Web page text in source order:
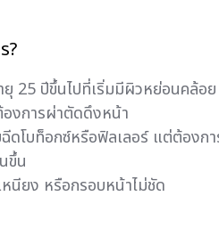
?
25 ปีขึ้นไปที่เริ่มมีผิวหย่อนคล้อย
งการผ่าตัดดึงหน้า
ดโบท็อกซ์หรือฟิลเลอร์ แต่ต้องก
ขึ้น
นียง หรือกรอบหน้าไม่ชัด